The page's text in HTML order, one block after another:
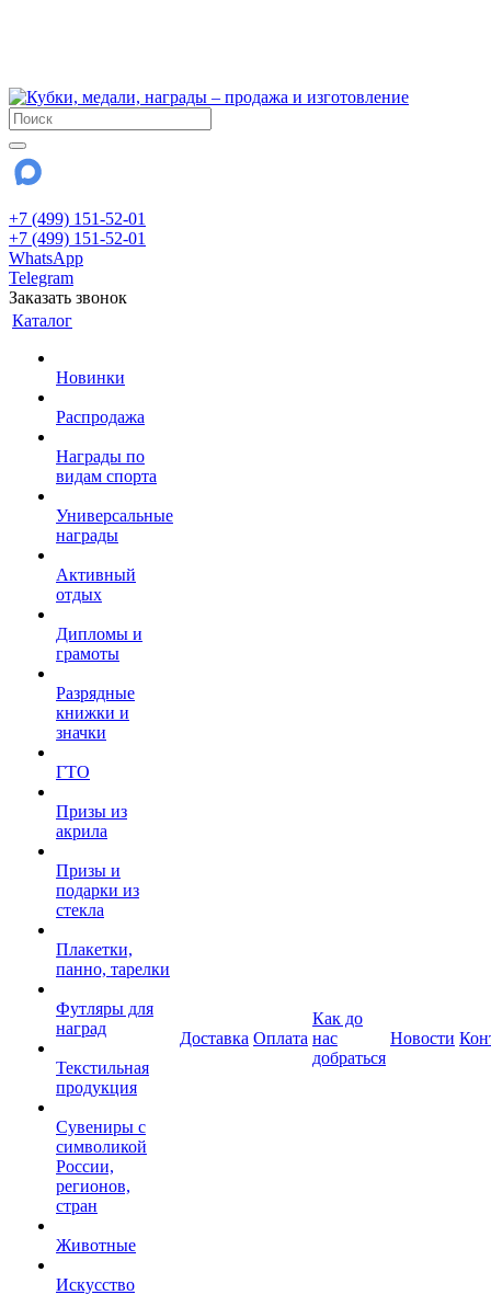
+7 (499) 151-52-01
+7 (499) 151-52-01
WhatsApp
Telegram
Заказать звонок
Каталог
Новинки
Распродажа
Награды по
видам спорта
Универсальные
награды
Активный
отдых
Дипломы и
грамоты
Разрядные
книжки и
значки
ГТО
Призы из
акрила
Призы и
подарки из
стекла
Плакетки,
панно, тарелки
Футляры для
наград
Текстильная
продукция
Сувениры с
символикой
России,
регионов,
стран
Животные
Искусство
Доставка Оплата
Как до
нас
добраться
Новости